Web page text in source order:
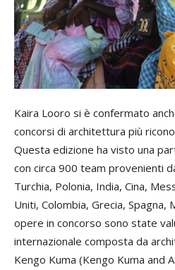
Kaira Looro si è confermato
concorsi di architettura più
Questa edizione ha visto una
con circa 900 team provenienti
Turchia, Polonia, India, Cina,
Uniti, Colombia, Grecia, Spagna,
opere in concorso sono state
internazionale composta da
Kengo Kuma (Kengo Kuma and